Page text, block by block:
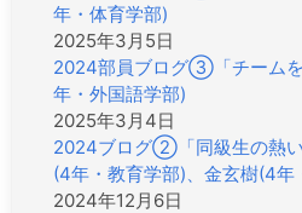
年・体育学部)
2025年3月5日
2024部員ブログ③「チーム
年・外国語学部)
2025年3月4日
2024ブログ②「同級生の熱
(4年・教育学部)、金玄樹(4年
2024年12月6日